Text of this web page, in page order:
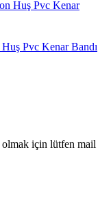
Pvc Kenar Bandı
için lütfen mail